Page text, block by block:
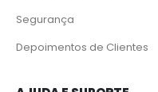
Segurança
Depoimentos de Clientes